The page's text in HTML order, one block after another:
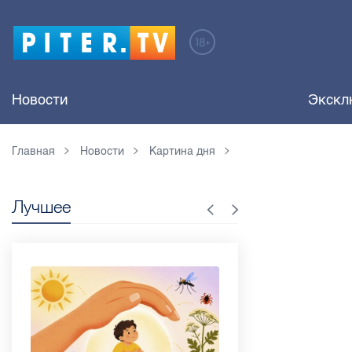
Новости
Главная Новости Картина дня
Лучшее